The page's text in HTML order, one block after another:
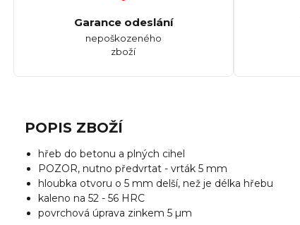
Garance odeslání
nepoškozeného
zboží
POPIS ZBOŽÍ
hřeb do betonu a plných cihel
POZOR, nutno předvrtat - vrták 5 mm
hloubka otvoru o 5 mm delší, než je délka hřebu
kaleno na 52 - 56 HRC
povrchová úprava zinkem 5 µm